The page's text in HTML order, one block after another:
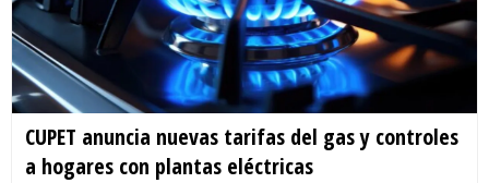
CUPET anuncia nuevas tarifas del gas y controles
a hogares con plantas eléctricas